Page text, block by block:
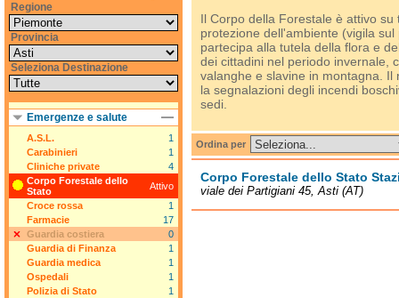
Il Corpo della Forestale è attivo
protezione dell'ambiente (vigila
partecipa alla tutela della flora e
dei cittadini nel periodo invernale,
valanghe e slavine in montagna.
la segnalazioni degli incendi
sedi.
Ordina per
Corpo Forestale dello Stato
viale dei Partigiani 45, Asti (AT)
Regione
Provincia
Seleziona Destinazione
Emergenze e salute
A.S.L.
1
Carabinieri
1
Cliniche private
4
Corpo Forestale dello
Stato
Attivo
Croce rossa
1
Farmacie
17
Guardia costiera
0
Guardia di Finanza
1
Guardia medica
1
Ospedali
1
Polizia di Stato
1